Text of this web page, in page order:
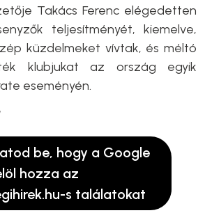
Takács Ferenc elégedetten
teljesítményét, kiemelve,
küzdelmeket vívtak, és méltó
klubjukat az ország egyik
eseményén.
be, hogy a Google
hozza az
s találatokat